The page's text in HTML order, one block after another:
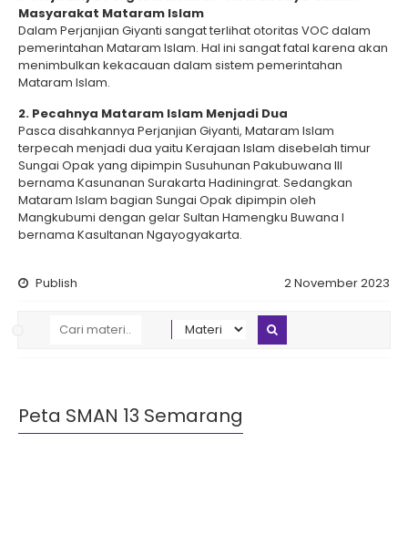
Masyarakat Mataram Islam
Dalam Perjanjian Giyanti sangat terlihat otoritas VOC dalam
pemerintahan Mataram Islam. Hal ini sangat fatal karena akan
menimbulkan kekacauan dalam sistem pemerintahan
Mataram Islam.
2. Pecahnya Mataram Islam Menjadi Dua
Pasca disahkannya Perjanjian Giyanti, Mataram Islam
terpecah menjadi dua yaitu Kerajaan Islam disebelah timur
Sungai Opak yang dipimpin Susuhunan Pakubuwana III
bernama Kasunanan Surakarta Hadiningrat. Sedangkan
Mataram Islam bagian Sungai Opak dipimpin oleh
Mangkubumi dengan gelar Sultan Hamengku Buwana I
bernama Kasultanan Ngayogyakarta.
Publish 2 November 2023
Peta SMAN 13 Semarang